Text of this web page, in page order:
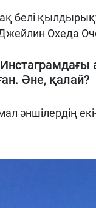
белі
Охеда
Инстаграмдағы
. Әне, қалай?
әншілердің